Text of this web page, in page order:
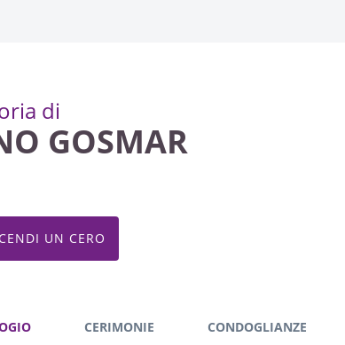
di
GOSMAR
UN CERO
CERIMONIE CONDOGLIANZE